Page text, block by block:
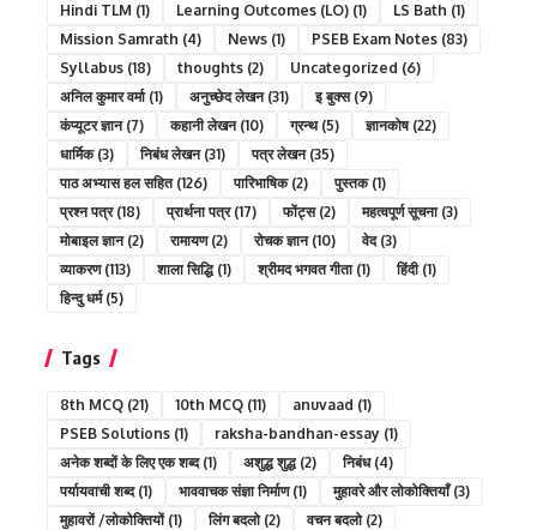
Hindi TLM (1) Learning Outcomes (LO) (1) LS Bath (1)
Mission Samrath (4) News (1) PSEB Exam Notes (83)
Syllabus (18) thoughts (2) Uncategorized (6)
अनिल कुमार वर्मा(1) अनुच्छेद लेखन(31) इ बुक्स(9)
कंप्यूटर ज्ञान(7) कहानी लेखन(10) ग्रन्थ(5) ज्ञानकोष(22)
धार्मिक(3) निबंध लेखन(31) पत्र लेखन(35)
पाठ अभ्यास हल सहित(126) पारिभाषिक(2) पुस्तक(1)
प्रश्न पत्र(18) प्रार्थना पत्र(17) फोंट्स(2) महत्वपूर्ण सूचना(3)
मोबाइल ज्ञान(2) रामायण(2) रोचक ज्ञान(10) वेद(3)
व्याकरण(113) शाला सिद्धि(1) श्रीमद भगवत गीता(1) हिंदी(1)
हिन्दु धर्म(5)
Tags
8th MCQ (21) 10th MCQ (11) anuvaad (1)
PSEB Solutions (1) raksha-bandhan-essay (1)
अनेक शब्दों के लिए एक शब्द(1) अशुद्ध शुद्ध(2) निबंध(4)
पर्यायवाची शब्द(1) भाववाचक संज्ञा निर्माण(1) मुहावरे और लोकोक्तियाँ(3)
मुहावरों /लोकोक्तियों(1) लिंग बदलो(2) वचन बदलो(2)